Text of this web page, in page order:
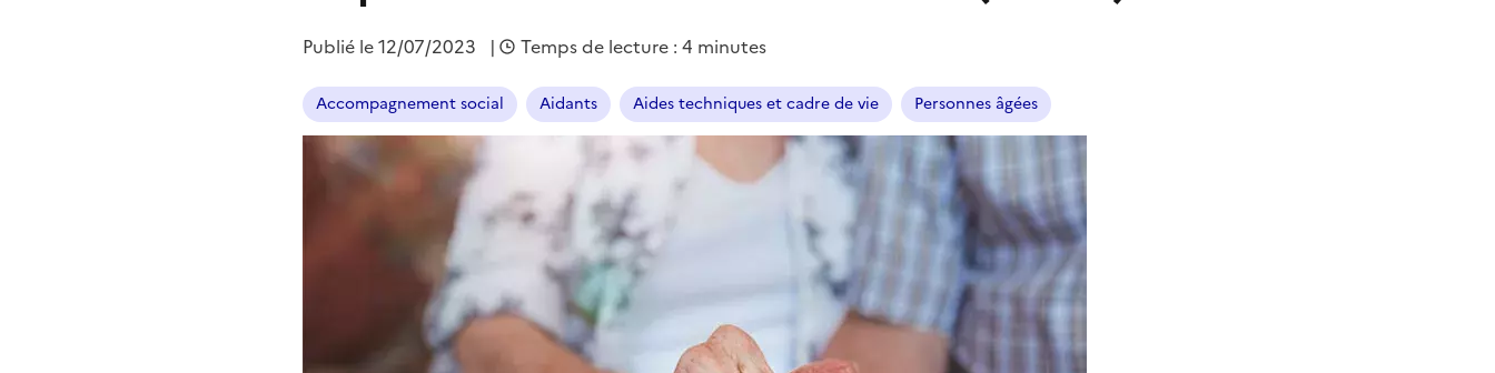
Publié le12/07/2023 | Temps de lecture : 4 minutes
Accompagnement social Aidants Aides techniques et cadre de vie Personnes âgées